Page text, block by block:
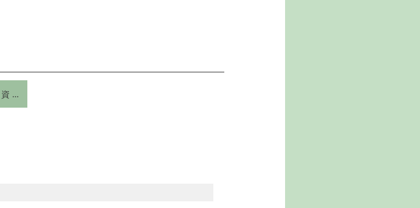
履 歷 資 訊